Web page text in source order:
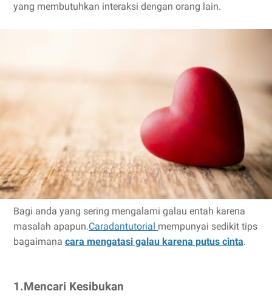
yang membutuhkan interaksi dengan orang lain.
Bagi anda yang sering mengalami galau entah karena
masalah apapun.Caradantutorial mempunyai sedikit tips
bagaimana cara mengatasi galau karena putus cinta.
1.Mencari Kesibukan